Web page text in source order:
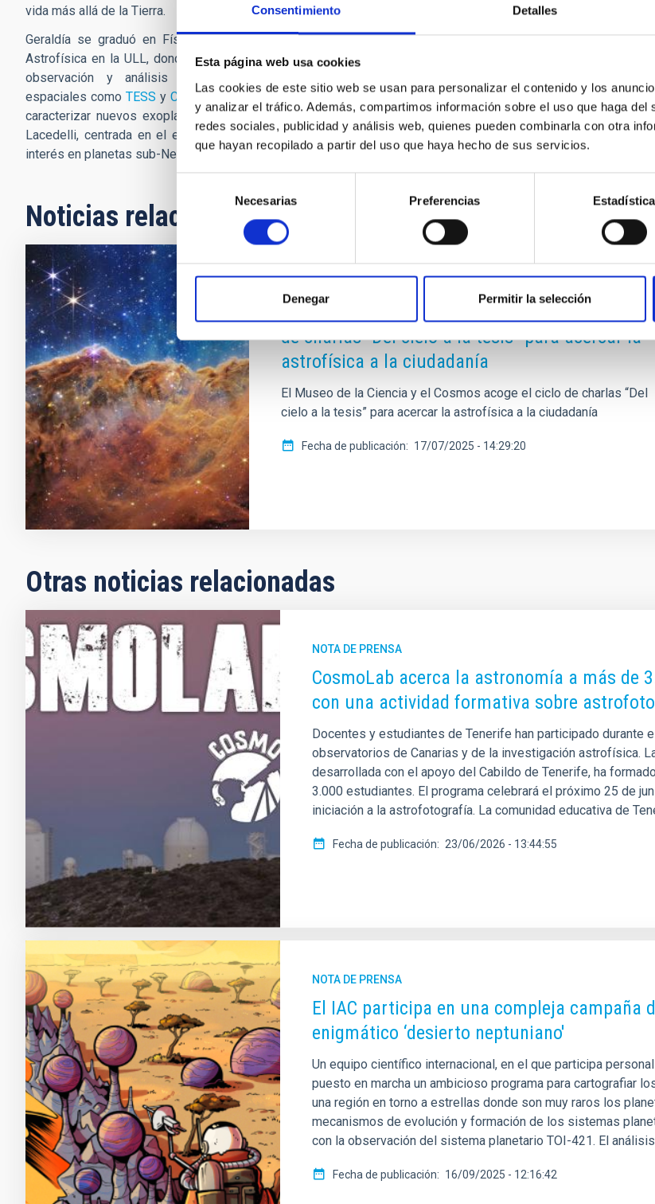
Consentimiento Detalles
Esta página web usa cookies
Las cookies de este sitio web se usan para personalizar el contenido y los
y analizar el tráfico. Además, compartimos información sobre el uso que haga del
redes sociales, publicidad y análisis web, quienes pueden combinarla con otra
que hayan recopilado a partir del uso que haya hecho de sus servicios.
consentimiento
Necesarias Preferencias Estadística
Denegar Permitir la selección
vida más allá de la Tierra.
Geraldía se graduó en Física y cursó el Máster en
Astrofísica en la ULL, donde trabajó en proyectos de
observación y análisis de datos de misiones
espaciales como TESS y CoRoT, logrando identificar y
caracterizar nuevos exoplanetas. Actualmente, desarrolla su tesis doctoral bajo la supervisión de Enric
Lacedelli, centrada en el estudio de sistemas planetarios con técnicas de velocidad radial y tránsitos, con
interés en planetas sub-Neptunianos, un tipo escaso en nuestro sistema solar pero abundante en la galaxia.
Noticias relacionadas
El Museo de la Ciencia y el Cosmos acoge el ciclo
de charlas “Del cielo a la tesis” para acercar la
astrofísica a la ciudadanía
El Museo de la Ciencia y el Cosmos acoge el ciclo de charlas “Del
cielo a la tesis” para acercar la astrofísica a la ciudadanía
Fecha de publicación 17/07/2025 - 14:29:20
Otras noticias relacionadas
NOTA DE PRENSA
CosmoLab acerca la astronomía a más de
con una actividad formativa sobre
Docentes y estudiantes de Tenerife han participado
observatorios de Canarias y de la investigación astrofísica.
desarrollada con el apoyo del Cabildo de Tenerife, ha
3.000 estudiantes. El programa celebrará el próximo 25 de
iniciación a la astrofotografía. La comunidad educativa de
Fecha de publicación 23/06/2026 - 13:44:55
NOTA DE PRENSA
El IAC participa en una compleja campaña
enigmático ‘desierto neptuniano'
Un equipo científico internacional, en el que participa
puesto en marcha un ambicioso programa para cartografiar
una región en torno a estrellas donde son muy raros los
mecanismos de evolución y formación de los sistemas
con la observación del sistema planetario TOI-421. El
Fecha de publicación 16/09/2025 - 12:16:42